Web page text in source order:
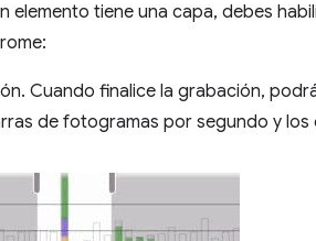
tiene una capa, debes
Cuando finalice la grabación,
de fotogramas por segundo y los